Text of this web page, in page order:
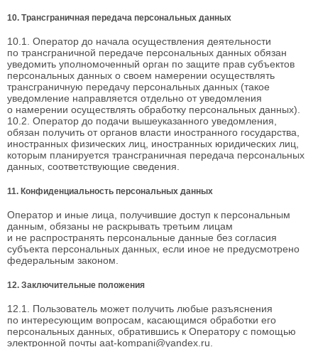
10. Трансграничная передача персональных данных
10.1. Оператор до начала осуществления деятельности
по трансграничной передаче персональных данных обязан
уведомить уполномоченный орган по защите прав субъектов
персональных данных о своем намерении осуществлять
трансграничную передачу персональных данных (такое
уведомление направляется отдельно от уведомления
о намерении осуществлять обработку персональных данных).
10.2. Оператор до подачи вышеуказанного уведомления,
обязан получить от органов власти иностранного государства,
иностранных физических лиц, иностранных юридических лиц,
которым планируется трансграничная передача персональных
данных, соответствующие сведения.
11. Конфиденциальность персональных данных
Оператор и иные лица, получившие доступ к персональным
данным, обязаны не раскрывать третьим лицам
и не распространять персональные данные без согласия
субъекта персональных данных, если иное не предусмотрено
федеральным законом.
12. Заключительные положения
12.1. Пользователь может получить любые разъяснения
по интересующим вопросам, касающимся обработки его
персональных данных, обратившись к Оператору с помощью
электронной почты aat-kompani@yandex.ru.